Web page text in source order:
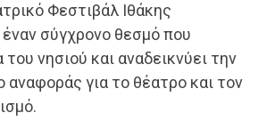
Φεστιβάλ Ιθάκης
σύγχρονο θεσμό που
νησιού και αναδεικνύει την
αναφοράς για το θέατρο και τον